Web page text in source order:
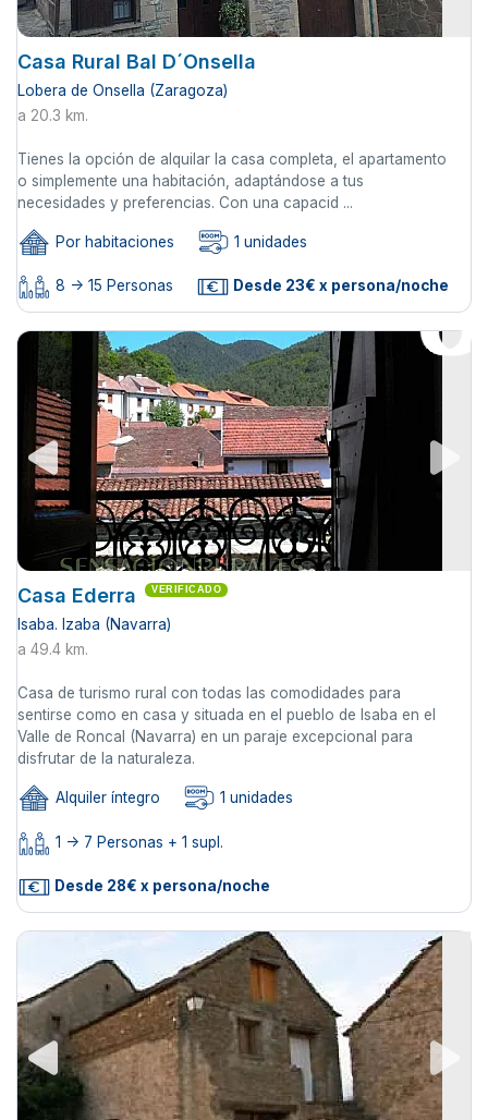
Casa Rural Bal D´Onsella
Lobera de Onsella (Zaragoza)
a 20.3 km.
Tienes la opción de alquilar la casa completa, el apartamento
o simplemente una habitación, adaptándose a tus
necesidades y preferencias. Con una capacid ...
Por habitaciones 1 unidades
8 -> 15 Personas Desde 23€ x persona/noche
Casa Ederra VERIFICADO
Isaba. Izaba (Navarra)
a 49.4 km.
Casa de turismo rural con todas las comodidades para
sentirse como en casa y situada en el pueblo de Isaba en el
Valle de Roncal (Navarra) en un paraje excepcional para
disfrutar de la naturaleza.
Alquiler íntegro 1 unidades
1 -> 7 Personas + 1 supl.
Desde 28€ x persona/noche